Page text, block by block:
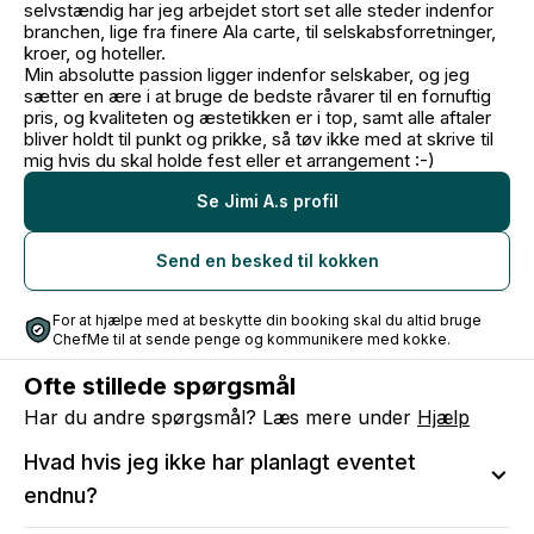
selvstændig har jeg arbejdet stort set alle steder indenfor
branchen, lige fra finere Ala carte, til selskabsforretninger,
kroer, og hoteller.
Min absolutte passion ligger indenfor selskaber, og jeg
sætter en ære i at bruge de bedste råvarer til en fornuftig
pris, og kvaliteten og æstetikken er i top, samt alle aftaler
bliver holdt til punkt og prikke, så tøv ikke med at skrive til
mig hvis du skal holde fest eller et arrangement :-)
Se Jimi A.s profil
Send en besked til kokken
For at hjælpe med at beskytte din booking skal du altid bruge
ChefMe til at sende penge og kommunikere med kokke.
Ofte stillede spørgsmål
Har du andre spørgsmål? Læs mere under Hjælp
Hvad hvis jeg ikke har planlagt eventet
endnu?